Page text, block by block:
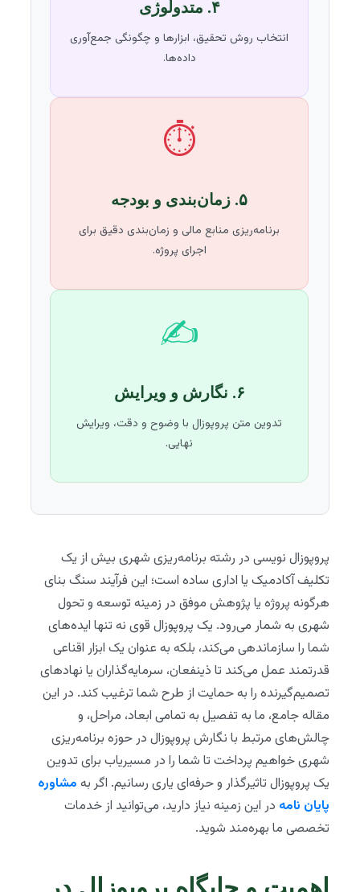
انتخاب روش تحقیق، ابزارها و چگونگی جمع‌آوری
داده‌ها.
⏱️
برنامه‌ریزی منابع مالی و زمان‌بندی دقیق برای
اجرای پروژه.
✍️
تدوین متن پروپوزال با وضوح و دقت، ویرایش
نهایی.
پروپوزال نویسی در رشته برنامه‌ریزی شهری بیش از یک
تکلیف آکادمیک یا اداری ساده است؛ این فرآیند سنگ بنای
هرگونه پروژه یا پژوهش موفق در زمینه توسعه و تحول
شهری به شمار می‌رود. یک پروپوزال قوی نه تنها ایده‌های
شما را سازماندهی می‌کند، بلکه به عنوان یک ابزار اقناعی
قدرتمند عمل می‌کند تا ذینفعان، سرمایه‌گذاران یا نهادهای
تصمیم‌گیرنده را به حمایت از طرح شما ترغیب کند. در این
مقاله جامع، ما به تفصیل به تمامی ابعاد، مراحل، و
چالش‌های مرتبط با نگارش پروپوزال در حوزه برنامه‌ریزی
شهری خواهیم پرداخت تا شما را در مسیریاب برای تدوین
یک پروپوزال تاثیرگذار و حرفه‌ای یاری رسانیم. اگر بهمشاوره
پایان نامه در این زمینه نیاز دارید، می‌توانید از خدمات
تخصصی ما بهره‌مند شوید.